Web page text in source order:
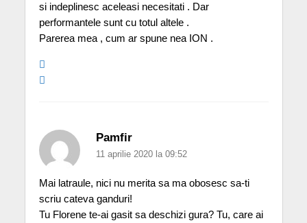
si indeplinesc aceleasi necesitati . Dar
performantele sunt cu totul altele .
Parerea mea , cum ar spune nea ION .
Pamfir
11 aprilie 2020 la 09:52
Mai latraule, nici nu merita sa ma obosesc sa-ti
scriu cateva ganduri!
Tu Florene te-ai gasit sa deschizi gura? Tu, care ai